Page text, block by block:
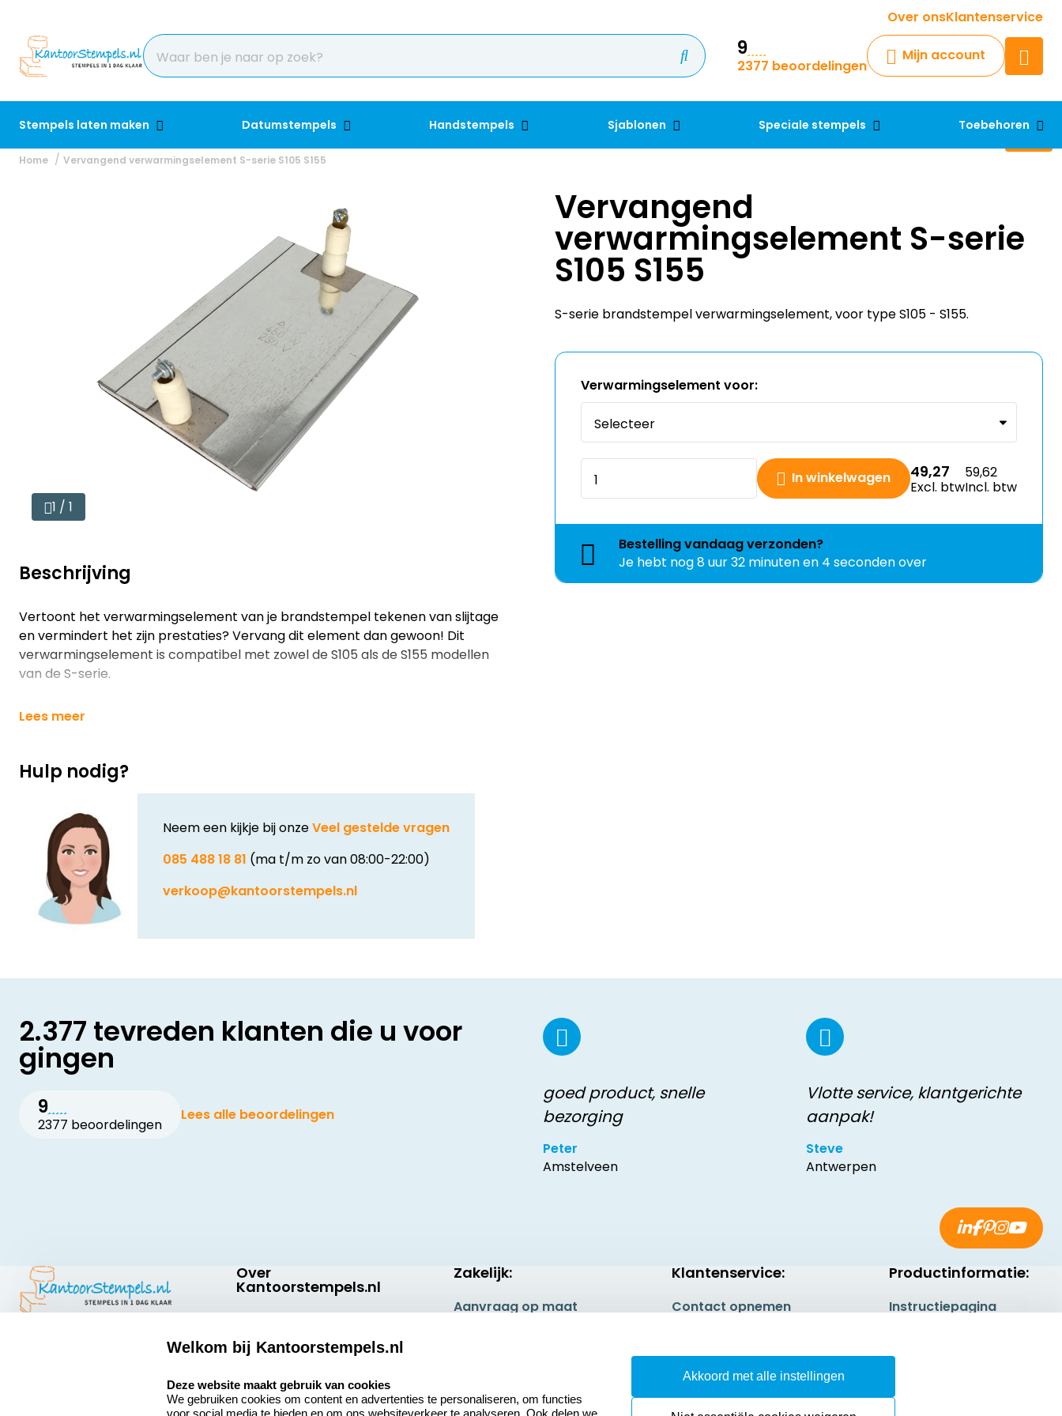
Over onsKlantenservice
9
2377 beoordelingen
Mijn account
Stempels laten maken Datumstempels Handstempels Sjablonen Speciale stempels Toebehoren
Krijg een antwoord op uw vraag
Chatbot
Chat 24/7 met onze chatbot
Contact
Home Vervangend verwarmingselement S-serie S105 S155
1 / 1
Beschrijving
Vertoont het verwarmingselement van je brandstempel tekenen van slijtage
en vermindert het zijn prestaties? Vervang dit element dan gewoon! Dit
verwarmingselement is compatibel met zowel de S105 als de S155 modellen
van de S-serie.
Lees meer
Hulp nodig?
Neem een kijkje bij onzeVeel gestelde vragen
085 488 18 81 (ma t/m zo van 08:00-22:00)
verkoop@kantoorstempels.nl
Vervangend
verwarmingselement S-serie
S105 S155
S-serie brandstempel verwarmingselement, voor type S105 - S155.
Verwarmingselement voor:
In winkelwagen 49,27
Excl. btw
59,62
Incl. btw
Bestellingvandaagverzonden?
Je hebt nog8 uur 32 minuten en 3 seconden over
2.377 tevreden klanten die u voor
gingen
9
2377 beoordelingen
Lees alle beoordelingen
goed product, snelle
bezorging
Peter
Amstelveen
Vlotte service, klantgerichte
aanpak!
Steve
Antwerpen
Over
Kantoorstempels.nl
Bedrijfsgegevens
Extra informatie
Onze vacatures
Zakelijk:
Aanvraag op maat
Sale
Klantenservice:
Contact opnemen
Herroepingsrecht
Productinformatie:
Instructiepagina
Safety Sheets
Sitemap
Welkom bij Kantoorstempels.nl
Deze website maakt gebruik van cookies
We gebruiken cookies om content en advertenties te personaliseren, om functies
voor social media te bieden en om ons websiteverkeer te analyseren. Ook delen we
Akkoord met alle instellingen